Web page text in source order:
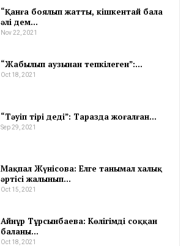
“Қанға боялып жатты, кішкентай бала
әлі дем…
Nov 22, 2021
“Жабылып аузынан тепкілеген”:…
Oct 18, 2021
“Тәуіп тірі деді”: Таразда жоғалған…
Sep 29, 2021
Мақпал Жүнісова: Елге танымал халық
әртісі жалынып…
Oct 15, 2021
Айнұр Тұрсынбаева: Көлігімді соққан
баланы…
Oct 18, 2021